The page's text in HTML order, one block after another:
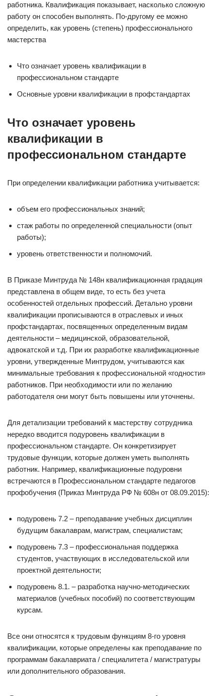
работника. Квалификация показывает, насколько сложную
работу он способен выполнять. По-другому ее можно
определить, как уровень (степень) профессионального
мастерства
Что означает уровень квалификации в
профессиональном стандарте
Основные уровни квалификации в профстандартах
Что означает уровень
квалификации в
профессиональном стандарте
При определении квалификации работника учитывается:
объем его профессиональных знаний;
стаж работы по определенной специальности (опыт
работы);
уровень ответственности и полномочий.
В Приказе Минтруда № 148н квалификационная градация
представлена в общем виде, то есть без учета
особенностей отдельных профессий. Детально уровни
квалификации прописываются в отраслевых и иных
профстандартах, посвященных определенным видам
деятельности – медицинской, образовательной,
адвокатской и т.д. При их разработке квалификационные
уровни, утвержденные Минтрудом, учитываются как
минимальные требования к профессиональной «годности»
работников. При необходимости или по желанию
работодателя они могут быть повышены или уточнены.
Для детализации требований к мастерству сотрудника
нередко вводится подуровень квалификации в
профессиональном стандарте. Он конкретизирует
трудовые функции, которые должен уметь выполнять
работник. Например, квалификационные подуровни
встречаются в Профессиональном стандарте педагогов
профобучения (Приказ Минтруда РФ № 608н от 08.09.2015):
подуровень 7.2 – преподавание учебных дисциплин
будущим бакалаврам, магистрам, специалистам;
подуровень 7.3 – профессиональная поддержка
студентов, участвующих в исследовательской или
проектной деятельности;
подуровень 8.1. – разработка научно-методических
материалов (учебных пособий) по соответствующим
курсам.
Все они относятся к трудовым функциям 8-го уровня
квалификации, которые определены как преподавание по
программам бакалавриата / специалитета / магистратуры
или дополнительного образования.